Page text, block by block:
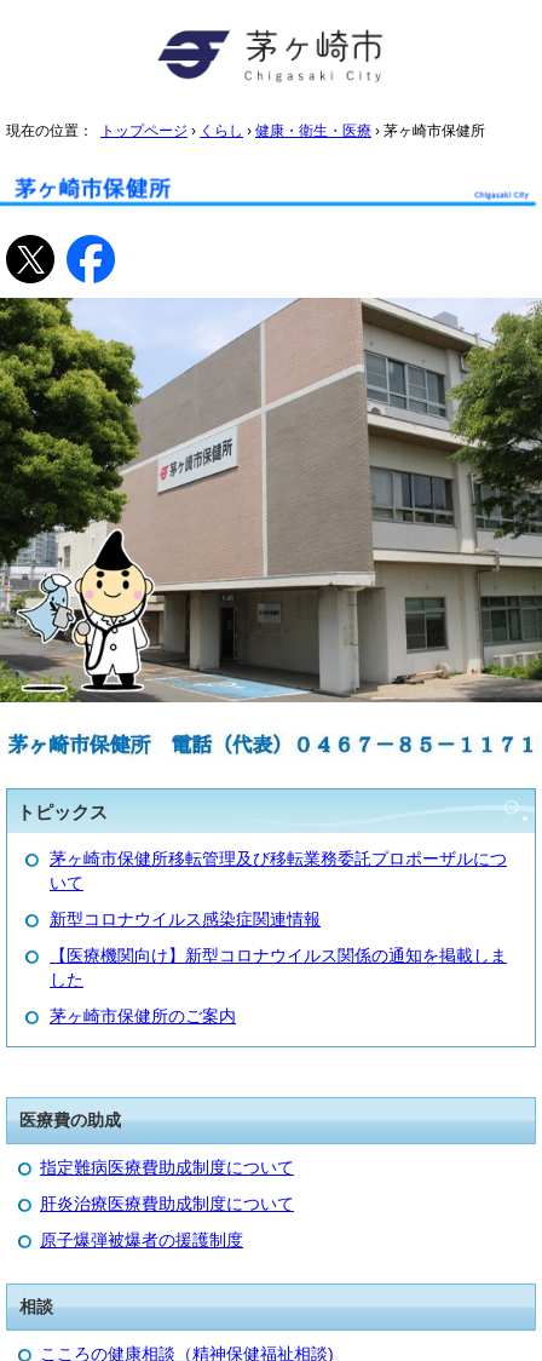
現在の位置： トップページ › くらし › 健康・衛生・医療 › 茅ヶ崎市保健所
トピックス
茅ヶ崎市保健所移転管理及び移転業務委託プロポーザルにつ
いて
新型コロナウイルス感染症関連情報
【医療機関向け】新型コロナウイルス関係の通知を掲載しま
した
茅ヶ崎市保健所のご案内
医療費の助成
指定難病医療費助成制度について
肝炎治療医療費助成制度について
原子爆弾被爆者の援護制度
相談
こころの健康相談（精神保健福祉相談)